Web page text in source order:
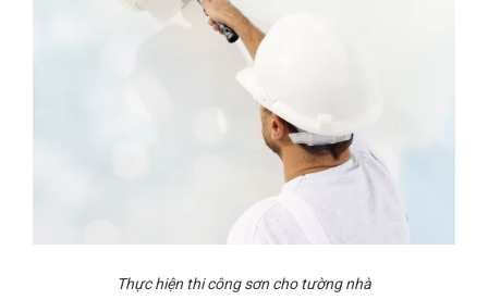
Thực hiện thi công sơn cho tường nhà